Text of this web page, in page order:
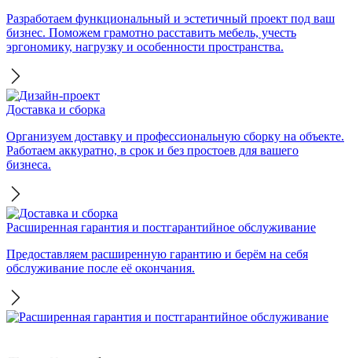
Разработаем функциональный и эстетичный проект под ваш
бизнес. Поможем грамотно расставить мебель, учесть
эргономику, нагрузку и особенности пространства.
Доставка и сборка
Организуем доставку и профессиональную сборку на объекте.
Работаем аккуратно, в срок и без простоев для вашего
бизнеса.
Расширенная гарантия и постгарантийное обслуживание
Предоставляем расширенную гарантию и берём на себя
обслуживание после её окончания.